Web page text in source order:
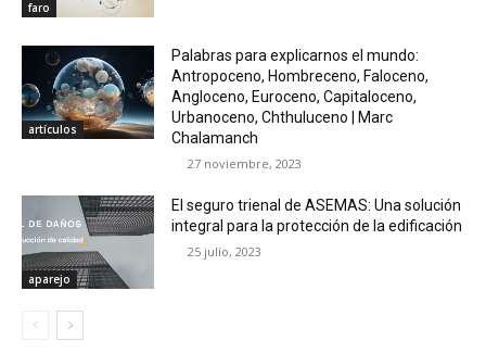
faro
artículos
Palabras para explicarnos el mundo:
Antropoceno, Hombreceno, Faloceno,
Angloceno, Euroceno, Capitaloceno,
Urbanoceno, Chthuluceno | Marc
Chalamanch
27 noviembre, 2023
aparejo
El seguro trienal de ASEMAS: Una solución
integral para la protección de la edificación
25 julio, 2023